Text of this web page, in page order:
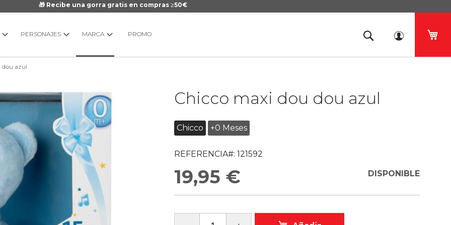
🎁 Recibe una gorra gratis en compras ≥50€
PERSONAJES MARCA PROMO
dou azul
Chicco maxi dou dou azul
Chicco +0 Meses
REFERENCIA#: 121592
19,95 € DISPONIBLE
imágenes